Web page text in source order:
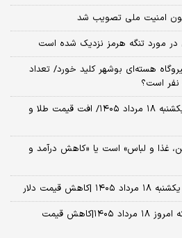
امنیت ملی تصویب شد
در مورد تنگه هرمز نزدیک شده است
هسته‌ای بوشهر کلید خورد/ تعداد
نفر است؟
نرخ ارز دلار، طلا و یورو امروز یکشنبه ۱۸ مرداد ۱۴۰۵/ افت قیمت طلا و
غذا و لباس» است یا «کاهش درآمد و
قیمت دلار
قیمت سکه، نیم سکه و ربع سکه امروز ۱۸ مرداد ۱۴۰۵|کاهش قیمت